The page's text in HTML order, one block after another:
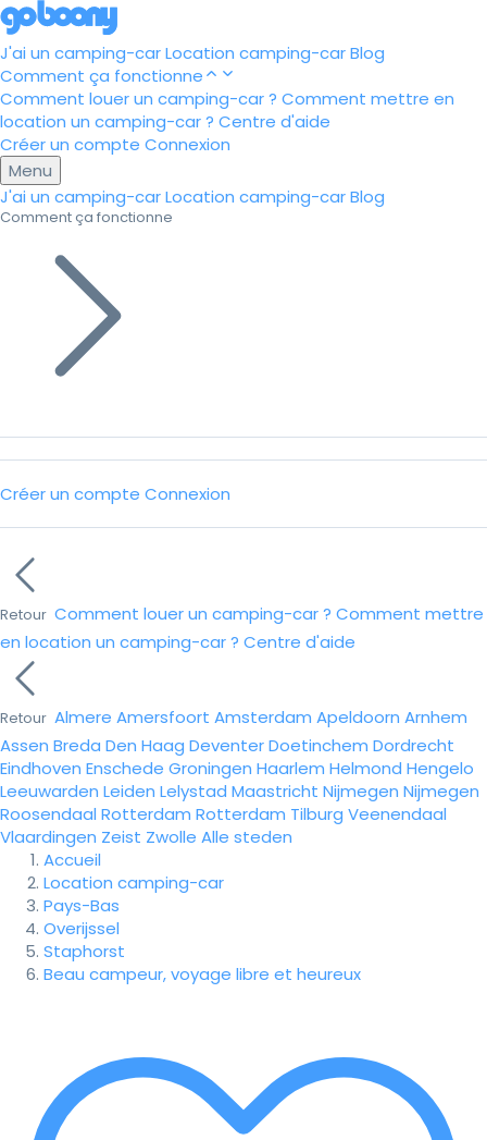
J'ai un camping-carLocation camping-carBlog
Comment ça fonctionne
Comment louer un camping-car ? Comment mettre en
location un camping-car ? Centre d'aide
Créer un compte Connexion
Menu
J'ai un camping-carLocation camping-carBlog
Comment ça fonctionne
Créer un compte Connexion
Retour Comment louer un camping-car ? Comment mettre
en location un camping-car ? Centre d'aide
Retour Almere Amersfoort Amsterdam Apeldoorn Arnhem
Assen Breda Den Haag DeventerDoetinchem Dordrecht
Eindhoven Enschede Groningen Haarlem Helmond Hengelo
Leeuwarden Leiden Lelystad Maastricht Nijmegen Nijmegen
Roosendaal Rotterdam Rotterdam Tilburg Veenendaal
Vlaardingen Zeist Zwolle Alle steden
Accueil
Location camping-car
Pays-Bas
Overijssel
Staphorst
Beau campeur, voyage libre et heureux